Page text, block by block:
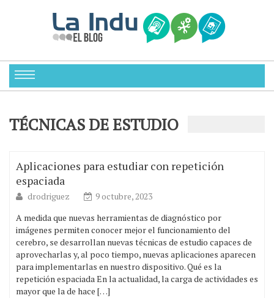
TÉCNICAS DE ESTUDIO
Aplicaciones para estudiar con repetición
espaciada
drodriguez
9 octubre, 2023
A medida que nuevas herramientas de diagnóstico por
imágenes permiten conocer mejor el funcionamiento del
cerebro, se desarrollan nuevas técnicas de estudio capaces de
aprovecharlas y, al poco tiempo, nuevas aplicaciones aparecen
para implementarlas en nuestro dispositivo. Qué es la
repetición espaciada En la actualidad, la carga de actividades es
mayor que la de hace […]